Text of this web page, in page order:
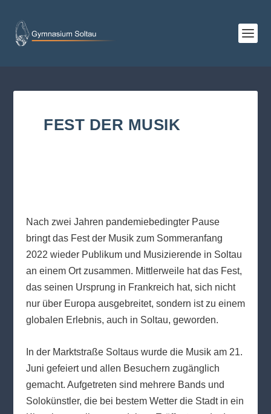
FEST DER MUSIK
Nach zwei Jahren pandemiebedingter Pause
bringt das Fest der Musik zum Sommeranfang
2022 wieder Publikum und Musizierende in Soltau
an einem Ort zusammen. Mittlerweile hat das Fest,
das seinen Ursprung in Frankreich hat, sich nicht
nur über Europa ausgebreitet, sondern ist zu einem
globalen Erlebnis, auch in Soltau, geworden.
In der Marktstraße Soltaus wurde die Musik am 21.
Juni gefeiert und allen Besuchern zugänglich
gemacht. Aufgetreten sind mehrere Bands und
Solokünstler, die bei bestem Wetter die Stadt in ein